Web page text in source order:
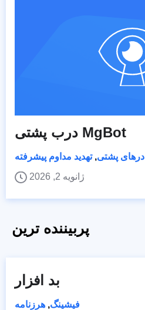
درب پشتی MgBot
درهای پشتی,
ژانویه 2, 2026
پربیننده ترین
بد افزار
فیشینگ, هرزنامه